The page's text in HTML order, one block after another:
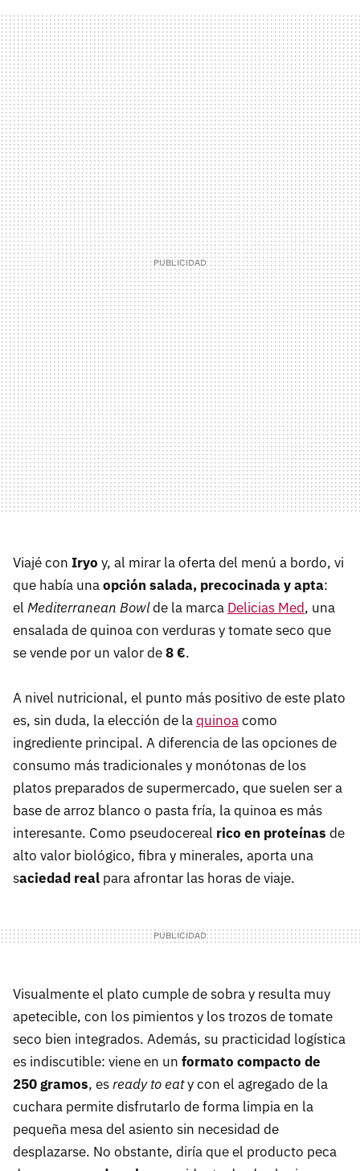
Viajé con Iryo y, al mirar la oferta del menú a bordo, vi
que había unaopción salada, precocinada y apta:
el Mediterranean Bowlde la marca Delicias Med, una
ensalada de quinoa con verduras y tomate seco que
se vende por un valor de8 €.
A nivel nutricional, el punto más positivo de este plato
es, sin duda, la elección de laquinoacomo
ingrediente principal. A diferencia de las opciones de
consumo más tradicionales y monótonas de los
platos preparados de supermercado, que suelen ser a
base de arroz blanco o pasta fría, la quinoa es más
interesante. Como pseudocereal rico en proteínas de
alto valor biológico, fibra y minerales, aporta una
saciedad real para afrontar las horas de viaje.
Visualmente el plato cumple de sobra y resulta muy
apetecible, con los pimientos y los trozos de tomate
seco bien integrados. Además, su practicidad logística
es indiscutible: viene en un formato compacto de
250 gramos, esready to eaty con el agregado de la
cuchara permite disfrutarlo de forma limpia en la
pequeña mesa del asiento sin necesidad de
desplazarse. No obstante, diría que el producto peca